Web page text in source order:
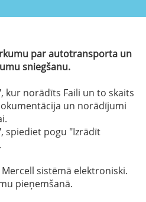
par autotransporta un
sniegšanu.
kur norādīts Faili un to skaits
un norādījumi
spiediet pogu "Izrādīt
sistēmā elektroniski.
pieņemšanā.